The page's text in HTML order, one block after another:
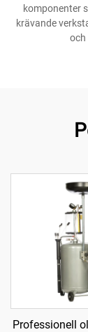
komponenter
krävande
och
Professionell